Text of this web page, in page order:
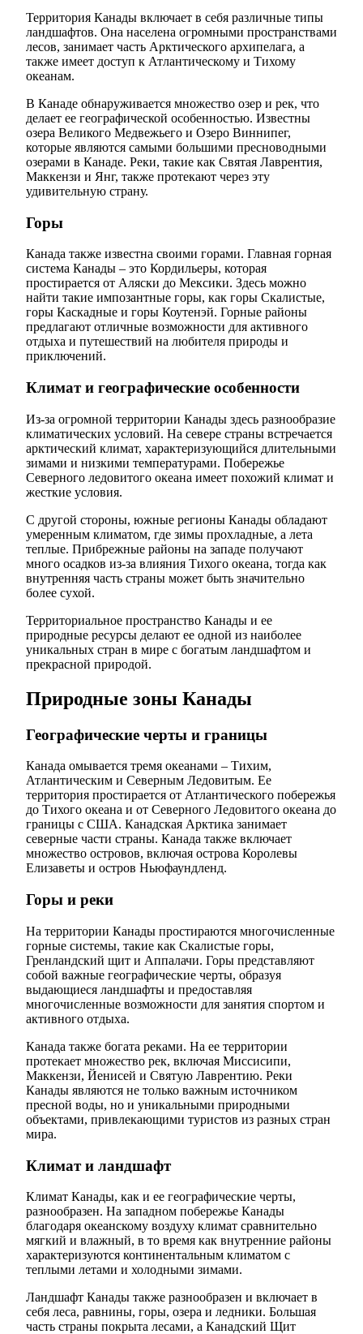
Территория Канады включает в себя различные типы
ландшафтов. Она населена огромными пространствами
лесов, занимает часть Арктического архипелага, а
также имеет доступ к Атлантическому и Тихому
океанам.
В Канаде обнаруживается множество озер и рек, что
делает ее географической особенностью. Известны
озера Великого Медвежьего и Озеро Виннипег,
которые являются самыми большими пресноводными
озерами в Канаде. Реки, такие как Святая Лаврентия,
Маккензи и Янг, также протекают через эту
удивительную страну.
Горы
Канада также известна своими горами. Главная горная
система Канады – это Кордильеры, которая
простирается от Аляски до Мексики. Здесь можно
найти такие импозантные горы, как горы Скалистые,
горы Каскадные и горы Коутенэй. Горные районы
предлагают отличные возможности для активного
отдыха и путешествий на любителя природы и
приключений.
Климат и географические особенности
Из-за огромной территории Канады здесь разнообразие
климатических условий. На севере страны встречается
арктический климат, характеризующийся длительными
зимами и низкими температурами. Побережье
Северного ледовитого океана имеет похожий климат и
жесткие условия.
С другой стороны, южные регионы Канады обладают
умеренным климатом, где зимы прохладные, а лета
теплые. Прибрежные районы на западе получают
много осадков из-за влияния Тихого океана, тогда как
внутренняя часть страны может быть значительно
более сухой.
Территориальное пространство Канады и ее
природные ресурсы делают ее одной из наиболее
уникальных стран в мире с богатым ландшафтом и
прекрасной природой.
Природные зоны Канады
Географические черты и границы
Канада омывается тремя океанами – Тихим,
Атлантическим и Северным Ледовитым. Ее
территория простирается от Атлантического побережья
до Тихого океана и от Северного Ледовитого океана до
границы с США. Канадская Арктика занимает
северные части страны. Канада также включает
множество островов, включая острова Королевы
Елизаветы и остров Ньюфаундленд.
Горы и реки
На территории Канады простираются многочисленные
горные системы, такие как Скалистые горы,
Гренландский щит и Аппалачи. Горы представляют
собой важные географические черты, образуя
выдающиеся ландшафты и предоставляя
многочисленные возможности для занятия спортом и
активного отдыха.
Канада также богата реками. На ее территории
протекает множество рек, включая Миссисипи,
Маккензи, Йенисей и Святую Лаврентию. Реки
Канады являются не только важным источником
пресной воды, но и уникальными природными
объектами, привлекающими туристов из разных стран
мира.
Климат и ландшафт
Климат Канады, как и ее географические черты,
разнообразен. На западном побережье Канады
благодаря океанскому воздуху климат сравнительно
мягкий и влажный, в то время как внутренние районы
характеризуются континентальным климатом с
теплыми летами и холодными зимами.
Ландшафт Канады также разнообразен и включает в
себя леса, равнины, горы, озера и ледники. Большая
часть страны покрыта лесами, а Канадский Щит